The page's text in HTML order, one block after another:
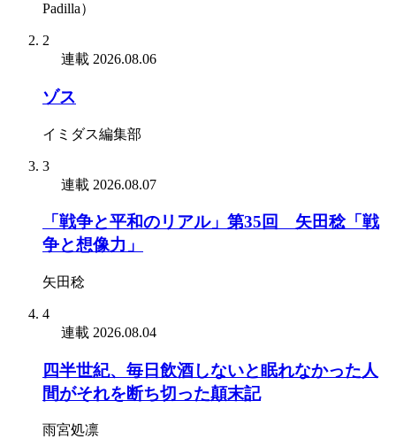
Padilla）
2
連載 2026.08.06
ゾス
イミダス編集部
3
連載 2026.08.07
「戦争と平和のリアル」第35回 矢田稔「戦
争と想像力」
矢田稔
4
連載 2026.08.04
四半世紀、毎日飲酒しないと眠れなかった人
間がそれを断ち切った顛末記
雨宮処凛